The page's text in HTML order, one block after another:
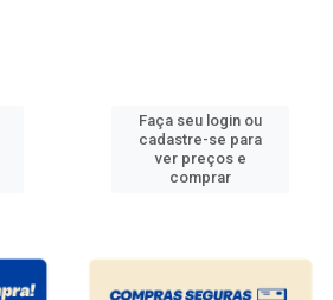
Faça seu login ou
cadastre-se para
ver preços e
comprar